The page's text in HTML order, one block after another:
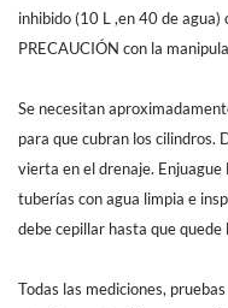
inhibido (10 L ,en 40 de
PRECAUCIÓN con la
Se necesitan
para que cubran los cilindros.
vierta en el drenaje.
tuberías con agua limpia e
debe cepillar hasta que quede
Todas las mediciones,